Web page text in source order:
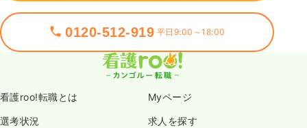
0120-512-919 平日9:00～18:00
看護roo!転職とは Myページ
選考状況 求人を探す